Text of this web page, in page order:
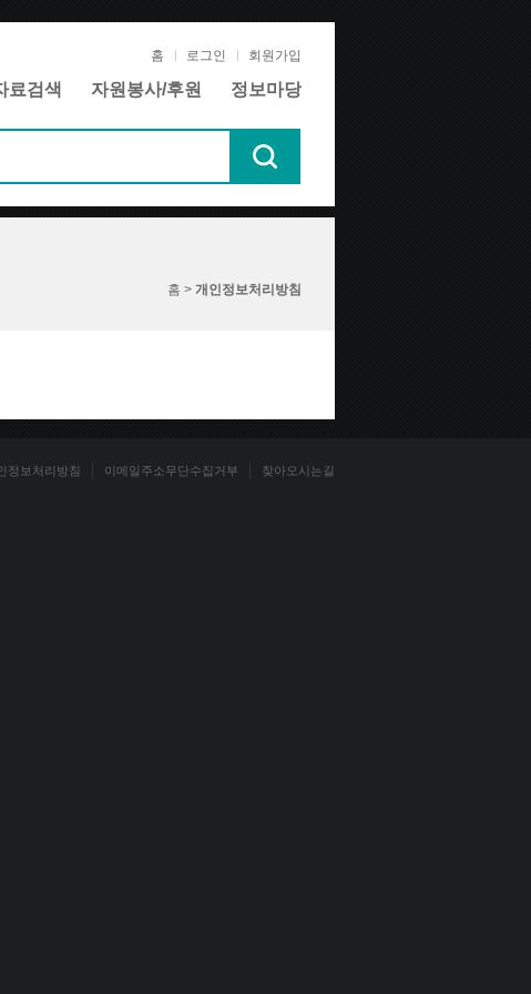
홈 로그인 회원가입
료검색 자원봉사/후원 정보마당
홈 > 개인정보처리방침
정보처리방침 이메일주소무단수집거부 찾아오시는길